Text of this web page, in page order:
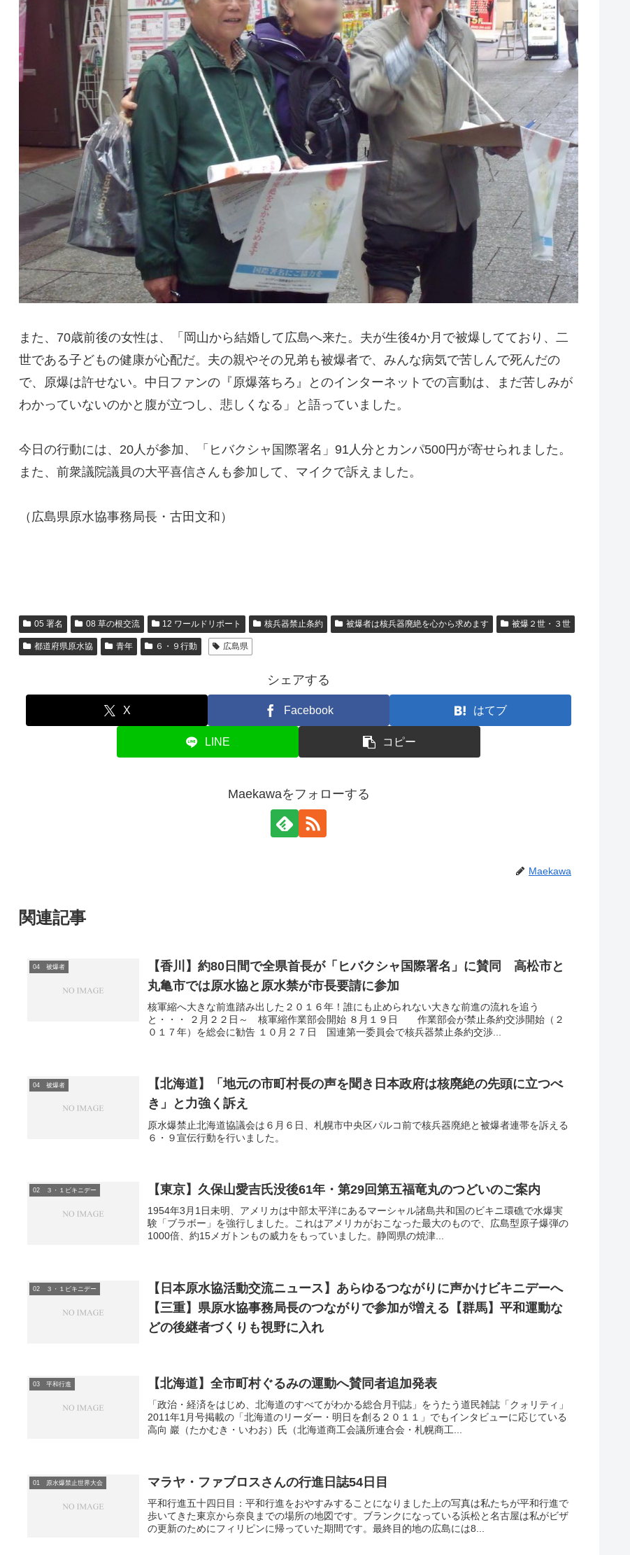
また、70歳前後の女性は、「岡山から結婚して広島へ来た。夫が生後4か月で被爆してており、二
世である子どもの健康が心配だ。夫の親やその兄弟も被爆者で、みんな病気で苦しんで死んだの
で、原爆は許せない。中日ファンの『原爆落ちろ』とのインターネットでの言動は、まだ苦しみが
わかっていないのかと腹が立つし、悲しくなる」と語っていました。
今日の行動には、20人が参加、「ヒバクシャ国際署名」91人分とカンパ500円が寄せられました。
また、前衆議院議員の大平喜信さんも参加して、マイクで訴えました。
（広島県原水協事務局長・古田文和）
05 署名 08 草の根交流 12 ワールドリポート 核兵器禁止条約 被爆者は核兵器廃絶を心から求めます 被爆２世・３世
都道府県原水協 青年 ６・９行動 広島県
シェアする
X Facebook はてブ
LINE コピー
Maekawaをフォローする
Maekawa
関連記事
04 被爆者
【香川】約80日間で全県首長が「ヒバクシャ国際署名」に賛同 高松市と
丸亀市では原水協と原水禁が市長要請に参加
核軍縮へ大きな前進踏み出した２０１６年！誰にも止められない大きな前進の流れを追う
と・・・ ２月２２日～ 核軍縮作業部会開始 ８月１９日 作業部会が禁止条約交渉開始（２
０１７年）を総会に勧告 １０月２７日 国連第一委員会で核兵器禁止条約交渉...
04 被爆者
【北海道】「地元の市町村長の声を聞き日本政府は核廃絶の先頭に立つべ
き」と力強く訴え
原水爆禁止北海道協議会は６月６日、札幌市中央区パルコ前で核兵器廃絶と被爆者連帯を訴える
６・９宣伝行動を行いました。
02 ３・１ビキニデー 【東京】久保山愛吉氏没後61年・第29回第五福竜丸のつどいのご案内
1954年3月1日未明、アメリカは中部太平洋にあるマーシャル諸島共和国のビキニ環礁で水爆実
験「ブラボー」を強行しました。これはアメリカがおこなった最大のもので、広島型原子爆弾の
1000倍、約15メガトンもの威力をもっていました。静岡県の焼津...
02 ３・１ビキニデー
【日本原水協活動交流ニュース】あらゆるつながりに声かけビキニデーへ
【三重】県原水協事務局長のつながりで参加が増える【群馬】平和運動な
どの後継者づくりも視野に入れ
03 平和行進 【北海道】全市町村ぐるみの運動へ賛同者追加発表
「政治・経済をはじめ、北海道のすべてがわかる総合月刊誌」をうたう道民雑誌「クォリティ」
2011年1月号掲載の「北海道のリーダー・明日を創る２０１１」でもインタビューに応じている
高向 巖（たかむき・いわお）氏（北海道商工会議所連合会・札幌商工...
01 原水爆禁止世界大会 マラヤ・ファブロスさんの行進日誌54日目
平和行進五十四日目：平和行進をおやすみすることになりました上の写真は私たちが平和行進で
歩いてきた東京から奈良までの場所の地図です。ブランクになっている浜松と名古屋は私がビザ
の更新のためにフィリピンに帰っていた期間です。最終目的地の広島には8...